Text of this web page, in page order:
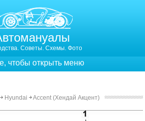
Советы. Схемы. Фото
чтобы открыть меню
￫ Hyundai ￫Accent (Хендай Акцент)